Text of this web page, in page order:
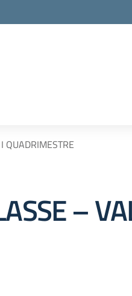
QUADRIMESTRE
–